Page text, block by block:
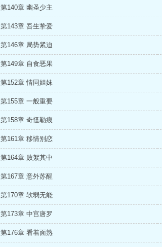
第140章 幽圣少主
第143章 吾生挚爱
第146章 局势紧迫
第149章 自食恶果
第152章 情同姐妹
第155章 一般重要
第158章 奇怪勒痕
第161章 移情别恋
第164章 败絮其中
第167章 意外苏醒
第170章 软弱无能
第173章 中宫唐罗
第176章 看着面熟